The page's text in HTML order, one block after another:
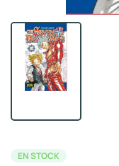
EN STOCK